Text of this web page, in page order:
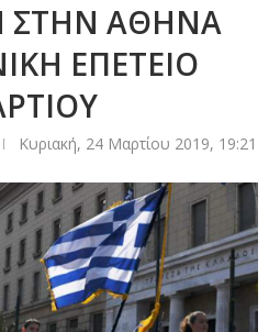
ΣΤΗΝ ΑΘΗΝΑ
ΕΠΕΤΕΙΟ
Κυριακή, 24 Μαρτίου 2019, 19:21